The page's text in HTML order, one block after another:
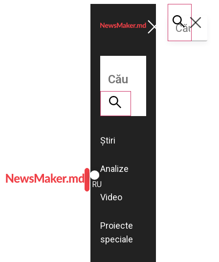
ROMÂNĂ
RU
Știri
Analize
Video
Proiecte
speciale